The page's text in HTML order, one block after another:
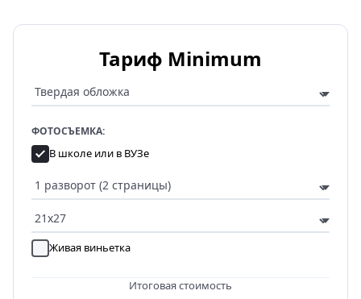
Тариф Minimum
ФОТОСЪЕМКА:
В школе или в ВУЗе
Живая виньетка
Итоговая стоимость